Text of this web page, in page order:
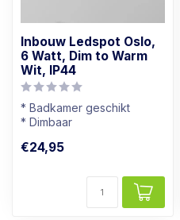
Inbouw Ledspot Oslo,
6 Watt, Dim to Warm
Wit, IP44
* Badkamer geschikt
* Dimbaar
* Rvs kleur armatuur
€24,95